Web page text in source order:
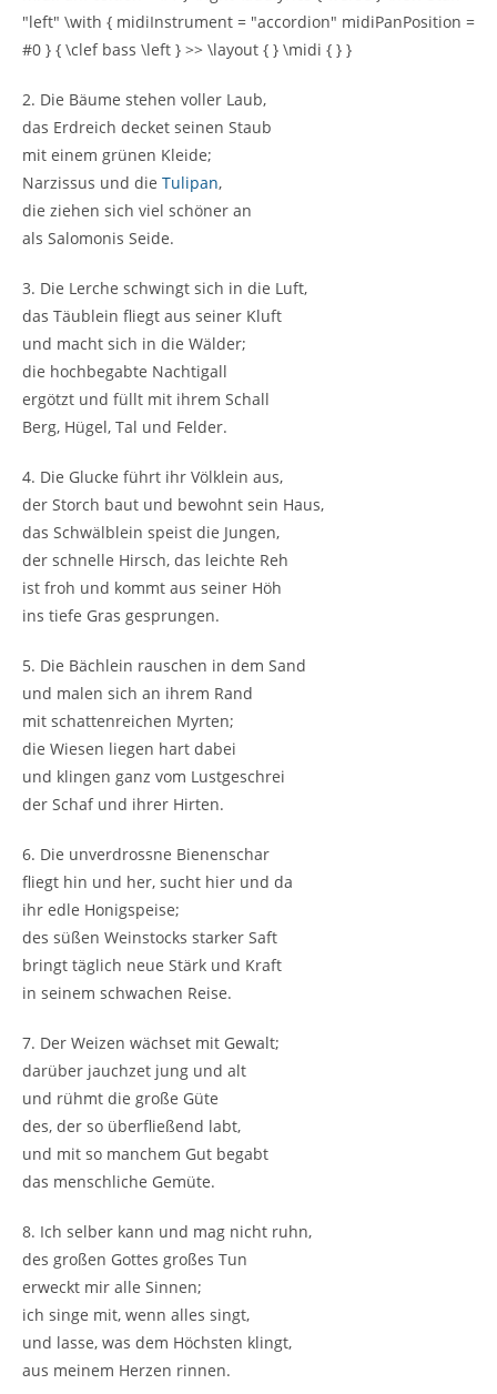
2. Die Bäume stehen voller Laub,
das Erdreich decket seinen Staub
mit einem grünen Kleide;
Narzissus und die Tulipan,
die ziehen sich viel schöner an
als Salomonis Seide.
3. Die Lerche schwingt sich in die Luft,
das Täublein fliegt aus seiner Kluft
und macht sich in die Wälder;
die hochbegabte Nachtigall
ergötzt und füllt mit ihrem Schall
Berg, Hügel, Tal und Felder.
4. Die Glucke führt ihr Völklein aus,
der Storch baut und bewohnt sein Haus,
das Schwälblein speist die Jungen,
der schnelle Hirsch, das leichte Reh
ist froh und kommt aus seiner Höh
ins tiefe Gras gesprungen.
5. Die Bächlein rauschen in dem Sand
und malen sich an ihrem Rand
mit schattenreichen Myrten;
die Wiesen liegen hart dabei
und klingen ganz vom Lustgeschrei
der Schaf und ihrer Hirten.
6. Die unverdrossne Bienenschar
fliegt hin und her, sucht hier und da
ihr edle Honigspeise;
des süßen Weinstocks starker Saft
bringt täglich neue Stärk und Kraft
in seinem schwachen Reise.
7. Der Weizen wächset mit Gewalt;
darüber jauchzet jung und alt
und rühmt die große Güte
des, der so überfließend labt,
und mit so manchem Gut begabt
das menschliche Gemüte.
8. Ich selber kann und mag nicht ruhn,
des großen Gottes großes Tun
erweckt mir alle Sinnen;
ich singe mit, wenn alles singt,
und lasse, was dem Höchsten klingt,
aus meinem Herzen rinnen.